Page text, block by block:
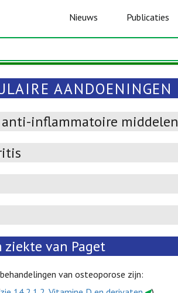
Nieuws Publicaties
AANDOENINGEN
inflammatoire middelen
ziekte van Paget
van osteoporose zijn: